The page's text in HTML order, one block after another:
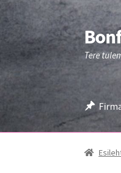
Liigu
Liigu
sisu
juurde
Tere